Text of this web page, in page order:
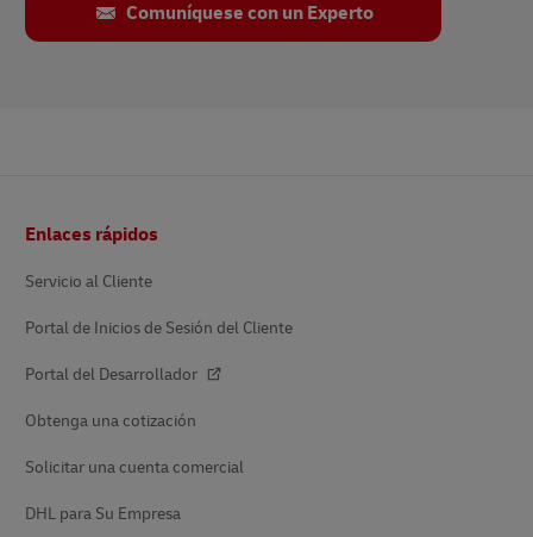
Comuníquese con un Experto
de
Enlaces rápidos
Servicio al Cliente
Portal de Inicios de Sesión del Cliente
Portal del Desarrollador
Obtenga una cotización
Solicitar una cuenta comercial
DHL para Su Empresa